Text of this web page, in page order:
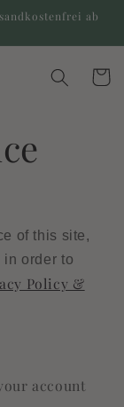
ab
of this site,
in order to
Policy &
account